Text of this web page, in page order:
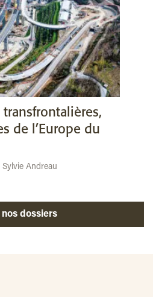
de l’Europe du
Andreau
Tous nos dossiers